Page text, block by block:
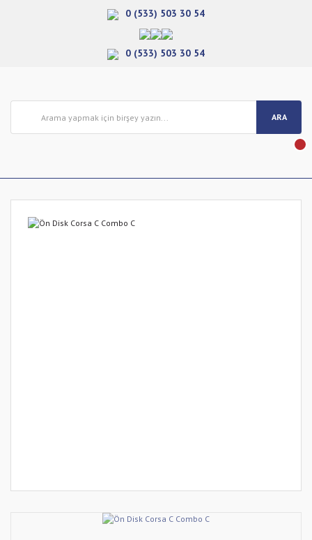
0 (533) 503 30 54
0 (533) 503 30 54
ARA